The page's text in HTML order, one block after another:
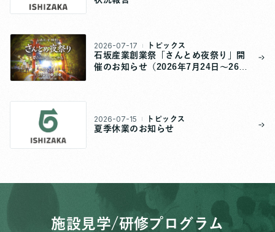
2026-07-17 トピックス
石坂産業創業祭「さんとめ夜祭り」開
催のお知らせ（2026年7月24日～26
2026-07-15 トピックス
夏季休業のお知らせ
施設見学/研修プログラム